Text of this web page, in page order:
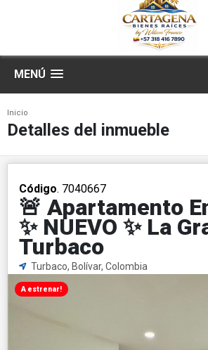
MENÚ
Inicio
Detalles del inmueble
Código. 7040667
🚨 Apartamento
✨ NUEVO ✨ La
Turbaco
Turbaco, Bolívar, Colombia
A estrenar!